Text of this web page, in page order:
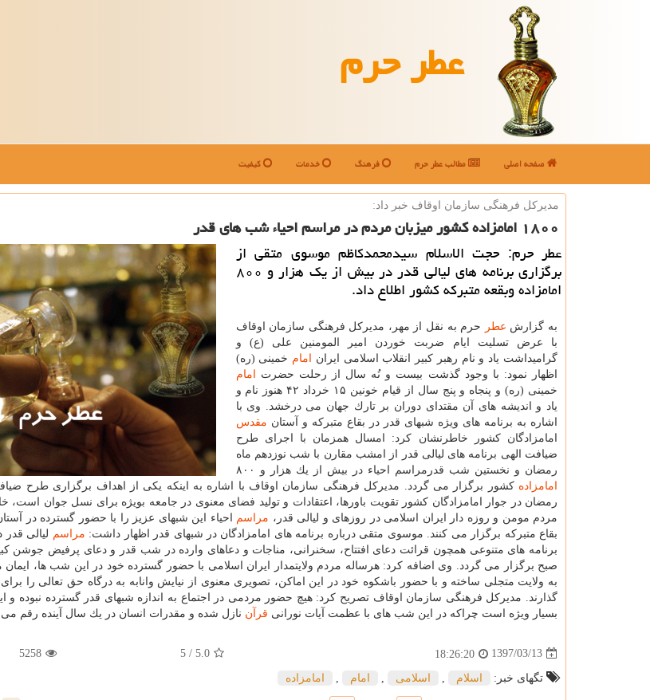
عطر حرم
صفحه اصلی مطالب عطر حرم فرهنگ خدمات کیفیت
مدیركل فرهنگی سازمان اوقاف خبر داد:
۱۸۰۰ امامزاده كشور میزبان مردم در مراسم احیاء شب های قدر
عطر حرم: حجت الاسلام سیدمحمدكاظم موسوی متقی از
برگزاری برنامه های لیالی قدر در بیش از یك هزار و ۸۰۰
امامزاده وبقعه متبركه كشور اطلاع داد.
به گزارش عطر
حرم به نقل از مهر، مدیركل فرهنگی سازمان اوقاف
با عرض تسلیت ایام ضربت خوردن امیر المومنین علی (ع) و
گرامیداشت یاد و نام رهبر كبیر انقلاب اسلامی ایران
امام خمینی (ره)
اظهار نمود: با وجود گذشت بیست و نُه سال از رحلت حضرت
امام
خمینی (ره) و پنجاه و پنج سال از قیام خونین ۱۵ خرداد ۴۲ هنوز نام و
یاد و اندیشه های آن مقتدای دوران بر تارك جهان می درخشد. وی با
اشاره به برنامه های ویژه شبهای قدر در بقاع متبركه و آستان مقدس
امامزادگان كشور خاطرنشان كرد: امسال همزمان با اجرای طرح
ضیافت الهی برنامه های لیالی قدر از امشب مقارن با شب نوزدهم ماه
رمضان و نخستین شب قدرمراسم احیاء در بیش از یك هزار و ۸۰۰
امامزاده كشور برگزار می گردد. مدیركل فرهنگی سازمان اوقاف با اشاره به اینكه یكی از اهداف برگزاری طرح
رمضان در جوار امامزادگان كشور تقویت باورها، اعتقادات و تولید فضای معنوی در جامعه بویژه برای نسل جوان است،
مردم مومن و روزه دار ایران اسلامی در روزهای و لیالی قدر، مراسم احیاء این شبهای عزیز را با حضور گسترده در
بقاع متبركه برگزار می كنند. موسوی متقی درباره برنامه های امامزادگان در شبهای قدر اظهار داشت: مراسم لیالی قدر
صبح برگزار می گردد. وی اضافه كرد: هرساله مردم ولایتمدار ایران اسلامی با حضور گسترده خود در این شب ها،
به ولایت متجلی ساخته و با حضور باشكوه خود در این اماكن، تصویری معنوی از نیایش وانابه به درگاه حق تعالی را
گذارند. مدیركل فرهنگی سازمان اوقاف تصریح كرد: هیچ حضور مردمی در اجتماع به اندازه شبهای قدر گسترده نبوده و
بسیار ویژه است چراكه در این شب های با عظمت آیات نورانی قرآن نازل شده و مقدرات انسان در یك سال آینده رقم
1397/03/13
18:26:20
5.0
/ 5
5258
تگهای خبر: اسلام اسلامی امام امامزاده